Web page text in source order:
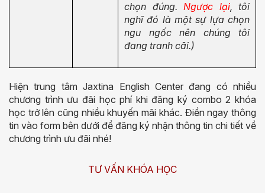
chọn đúng. Ngược lại, tôi
nghĩ đó là một sự lựa chọn
ngu ngốc nên chúng tôi
đang tranh cãi.)
Hiện trung tâm Jaxtina English Center đang có nhiều
chương trình ưu đãi học phí khi đăng ký combo 2 khóa
học trở lên cũng nhiều khuyến mãi khác. Điền ngay thông
tin vào form bên dưới để đăng ký nhận thông tin chi tiết về
chương trình ưu đãi nhé!
TƯ VẤN KHÓA HỌC